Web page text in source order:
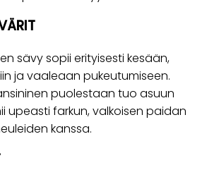
sävy sopii erityisesti kesään,
ja vaaleaan pukeutumiseen.
puolestaan tuo asuun
upeasti farkun, valkoisen paidan
kanssa.